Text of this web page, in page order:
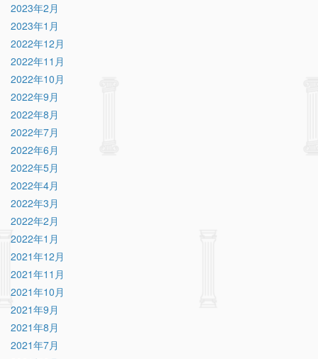
2023年2月
2023年1月
2022年12月
2022年11月
2022年10月
2022年9月
2022年8月
2022年7月
2022年6月
2022年5月
2022年4月
2022年3月
2022年2月
2022年1月
2021年12月
2021年11月
2021年10月
2021年9月
2021年8月
2021年7月